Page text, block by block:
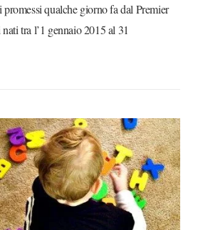
qualche giorno fa dal Premier
tra l’1 gennaio 2015 al 31